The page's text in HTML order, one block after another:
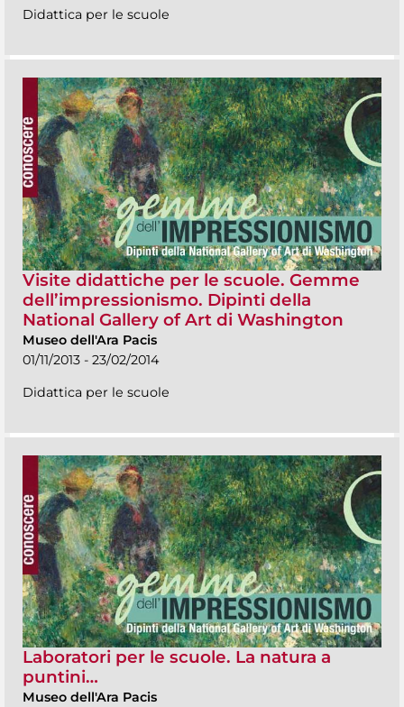
Didattica per le scuole
Visite didattiche per le scuole. Gemme
dell’impressionismo. Dipinti della
National Gallery of Art di Washington
Museo dell'Ara Pacis
01/11/2013 - 23/02/2014
Didattica per le scuole
Laboratori per le scuole. La natura a
puntini…
Museo dell'Ara Pacis